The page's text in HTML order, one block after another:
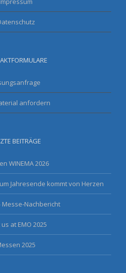
anfordern
Jahresende kommt von Herzen
Messe-Nachbericht
at EMO 2025
2025